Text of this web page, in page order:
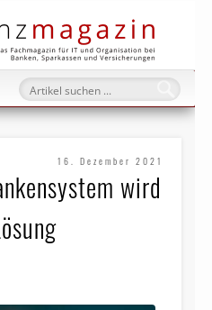
16. Dezember 2021
wird